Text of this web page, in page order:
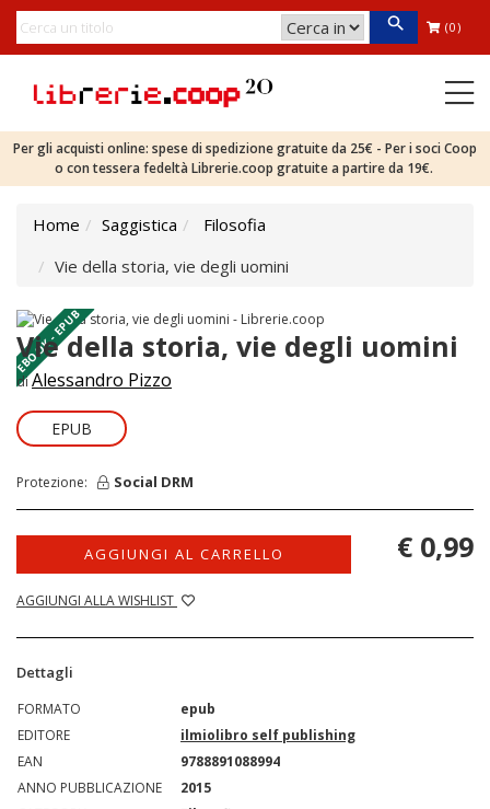
(0)
Per gli acquisti online: spese di spedizione gratuite da 25€ - Per i soci Coop
o con tessera fedeltà Librerie.coop gratuite a partire da 19€.
Home Saggistica
Filosofia
Vie della storia, vie degli uomini
EBOOK - EPUB
Vie della storia, vie degli uomini
diAlessandro Pizzo
EPUB
Protezione: Social DRM
AGGIUNGI AL CARRELLO
AGGIUNGI ALLA WISHLIST
€ 0,99
Dettagli
FORMATO
epub
EDITORE
ilmiolibro self publishing
EAN
9788891088994
ANNO PUBBLICAZIONE
2015